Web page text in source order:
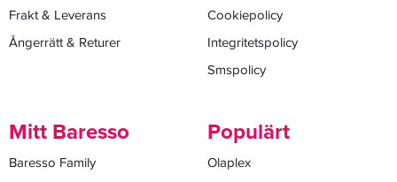
Frakt & Leverans
Ångerrätt & Returer
Cookiepolicy
Integritetspolicy
Smspolicy
Mitt Baresso
Baresso Family
Populärt
Olaplex